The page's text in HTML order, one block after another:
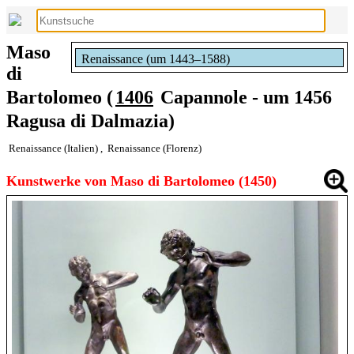
Renaissance (um 1443–1588)
Maso
di
Bartolomeo (1406 Capannole - um 1456
Ragusa di Dalmazia)
Renaissance (Italien) , Renaissance (Florenz)
Kunstwerke von Maso di Bartolomeo (1450)